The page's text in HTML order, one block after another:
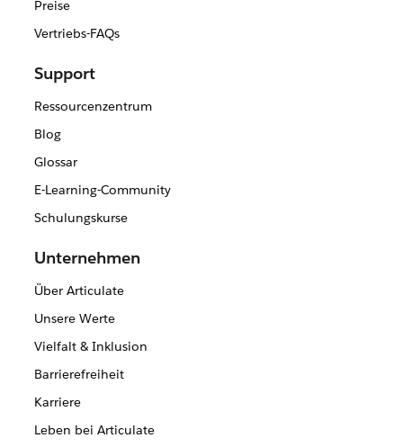
Preise
Vertriebs-FAQs
Support
Ressourcenzentrum
Blog
Glossar
E-Learning-Community
Schulungskurse
Unternehmen
Über Articulate
Unsere Werte
Vielfalt & Inklusion
Barrierefreiheit
Karriere
Leben bei Articulate